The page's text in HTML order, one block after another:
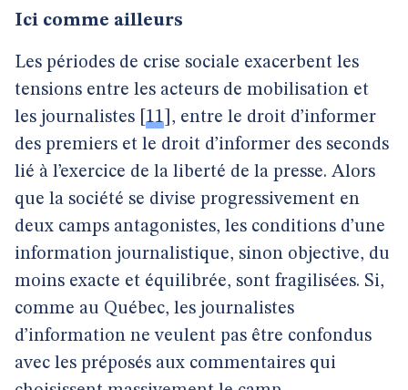
Ici comme ailleurs
Les périodes de crise sociale exacerbent les
tensions entre les acteurs de mobilisation et
les journalistes 11 , entre le droit d’informer
des premiers et le droit d’informer des seconds
lié à l’exercice de la liberté de la presse. Alors
que la société se divise progressivement en
deux camps antagonistes, les conditions d’une
information journalistique, sinon objective, du
moins exacte et équilibrée, sont fragilisées. Si,
comme au Québec, les journalistes
d’information ne veulent pas être confondus
avec les préposés aux commentaires qui